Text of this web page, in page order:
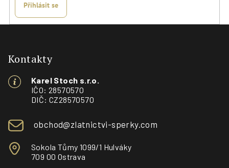
Přihlásit se
Kontakty
Karel Stoch s.r.o.
IČO: 28570570
DIČ: CZ28570570
obchod@zlatnictvi-sperky.com
Sokola Tůmy 1099/1 Hulváky
709 00 Ostrava